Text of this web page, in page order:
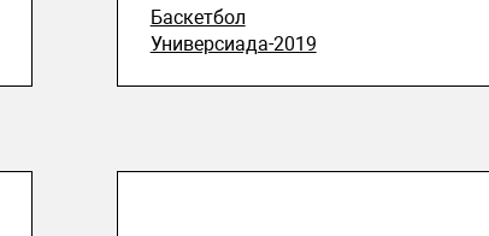
Баскетбол
Универсиада-2019